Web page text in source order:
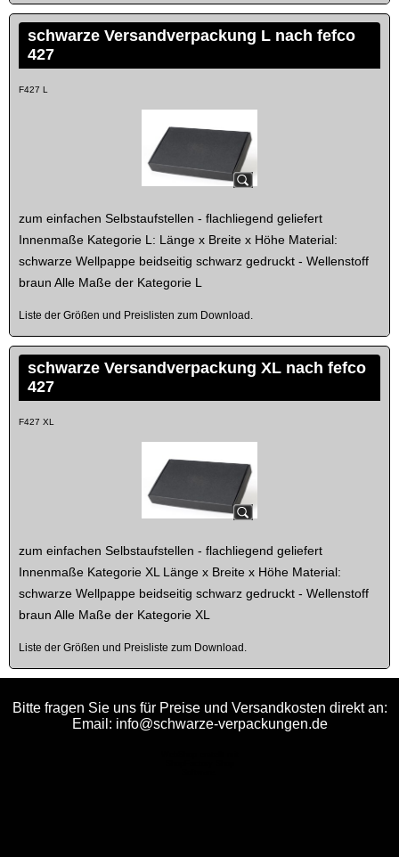
schwarze Versandverpackung L nach fefco
427
F427 L
zum einfachen Selbstaufstellen - flachliegend geliefert
Innenmaße Kategorie L: Länge x Breite x Höhe Material:
schwarze Wellpappe beidseitig schwarz gedruckt - Wellenstoff
braun Alle Maße der Kategorie L
Liste der Größen und Preislisten zum Download.
schwarze Versandverpackung XL nach fefco
427
F427 XL
zum einfachen Selbstaufstellen - flachliegend geliefert
Innenmaße Kategorie XL Länge x Breite x Höhe Material:
schwarze Wellpappe beidseitig schwarz gedruckt - Wellenstoff
braun Alle Maße der Kategorie XL
Liste der Größen und Preisliste zum Download.
Bitte fragen Sie uns für Preise und Versandkosten direkt an:
Email: info@schwarze-verpackungen.de